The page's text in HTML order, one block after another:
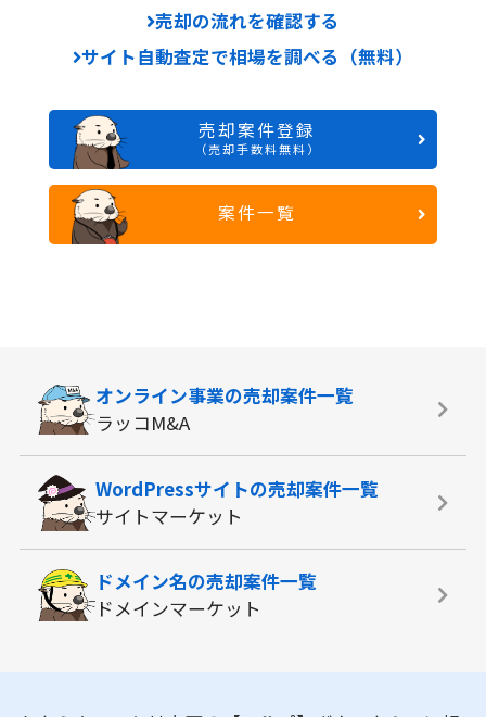
売却の流れを確認する
サイト自動査定で相場を調べる（無料）
売却案件登録
（売却手数料無料）
案件一覧
オンライン事業の売却案件一覧
ラッコM&A
WordPressサイトの売却案件一覧
サイトマーケット
ドメイン名の売却案件一覧
ドメインマーケット